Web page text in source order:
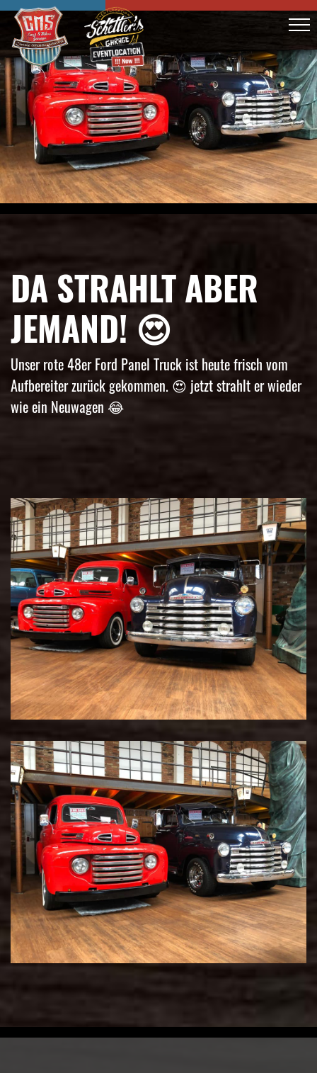
DA STRAHLT ABER
JEMAND! 😍
Unser rote 48er Ford Panel Truck ist heute frisch vom
Aufbereiter zurück gekommen. 😍 jetzt strahlt er wieder
wie ein Neuwagen 😂